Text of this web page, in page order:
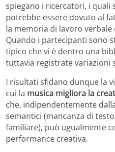
spiegano i ricercatori, i quali
potrebbe essere dovuto al
la memoria di lavoro
Quando i partecipanti sono
tipico che vi è dentro una
tuttavia registrate variazioni
I risultati sfidano dunque la
cui la musica migliora la
che, indipendentemente
semantici (mancanza di
familiare), può ugualmente
performance creativa.